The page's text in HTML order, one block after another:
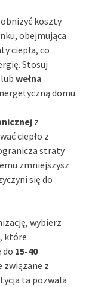
koszty
obejmująca
ciepła, co
Stosuj
lub wełna
domu.
z
ciepło z
straty
zmniejszysz
się do
wybierz
które
do 15-40
związane z
ta pozwala